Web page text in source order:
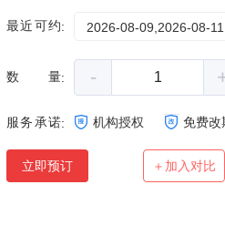
最近可约: 2026-08-09,2026-08-
数量: -
服务承诺: 机构授权 免费改
立即预订 ＋加入对比